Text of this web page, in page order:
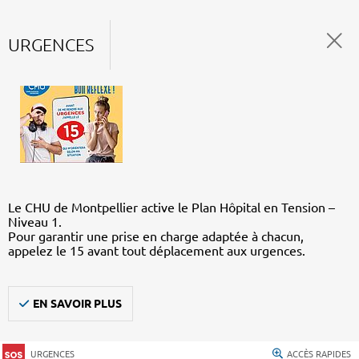
URGENCES
Le CHU de Montpellier active le Plan Hôpital en Tension –
Niveau 1.
Pour garantir une prise en charge adaptée à chacun,
appelez le 15 avant tout déplacement aux urgences.
EN SAVOIR PLUS
URGENCES ACCÈS RAPIDES